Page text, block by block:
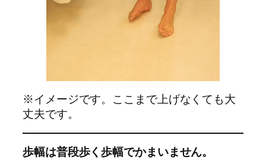
※イメージです。ここまで上げなくても大
丈夫です。
歩幅は普段歩く歩幅でかまいません。